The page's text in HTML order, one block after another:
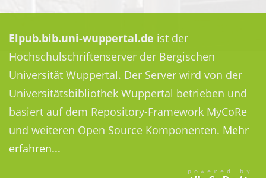
Elpub.bib.uni-wuppertal.de ist der
Hochschulschriftenserver der Bergischen
Universität Wuppertal. Der Server wird von der
Universitätsbibliothek Wuppertal betrieben und
basiert auf dem Repository-Framework MyCoRe
und weiteren Open Source Komponenten. Mehr
erfahren...